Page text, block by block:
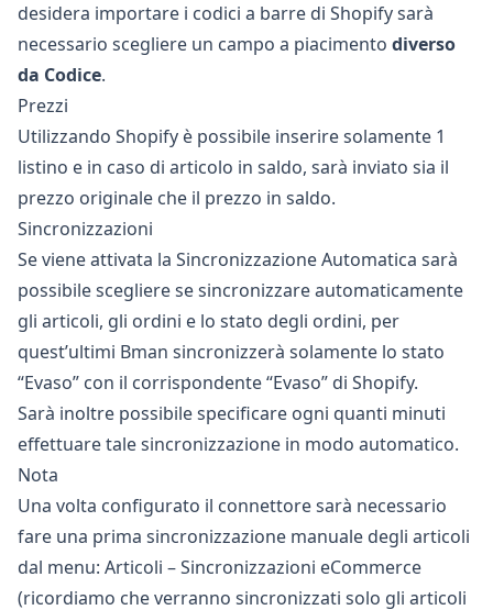
desidera importare i codici a barre di Shopify sarà
necessario scegliere un campo a piacimento diverso
da Codice.
Prezzi
Utilizzando Shopify è possibile inserire solamente 1
listino e in caso di articolo in saldo, sarà inviato sia il
prezzo originale che il prezzo in saldo.
Sincronizzazioni
Se viene attivata la Sincronizzazione Automatica sarà
possibile scegliere se sincronizzare automaticamente
gli articoli, gli ordini e lo stato degli ordini, per
quest’ultimi Bman sincronizzerà solamente lo stato
“Evaso” con il corrispondente “Evaso” di Shopify.
Sarà inoltre possibile specificare ogni quanti minuti
effettuare tale sincronizzazione in modo automatico.
Nota
Una volta configurato il connettore sarà necessario
fare una prima sincronizzazione manuale degli articoli
dal menu: Articoli –Sincronizzazioni eCommerce
(ricordiamo che verranno sincronizzati solo gli articoli